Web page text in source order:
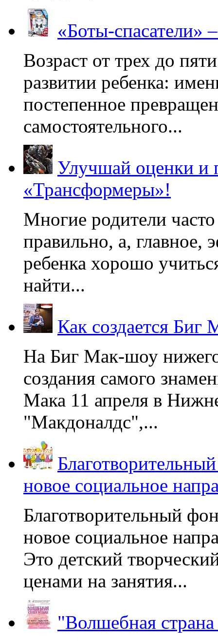
«Боты-спасатели»
Возраст от трех до
развитии ребенка:
постепенное
самостоятельного...
Улучшай оценки и
«Трансформеры»!
Многие родители
правильно, а, главное,
ребенка хорошо
найти...
Как создается Биг
На Биг Мак-шоу
создания самого
Мака 11 апреля в
"Макдоналдс",...
новое социальное
Благотворительный
новое социальное
Это детский
ценами на занятия...
"Волшебная